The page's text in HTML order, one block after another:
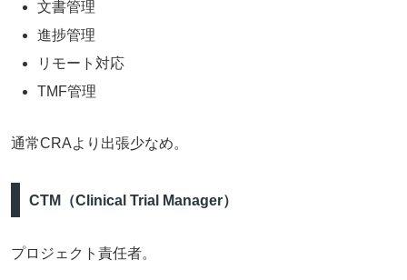
文書管理
進捗管理
リモート対応
TMF管理
通常CRAより出張少なめ。
CTM（Clinical Trial Manager）
プロジェクト責任者。